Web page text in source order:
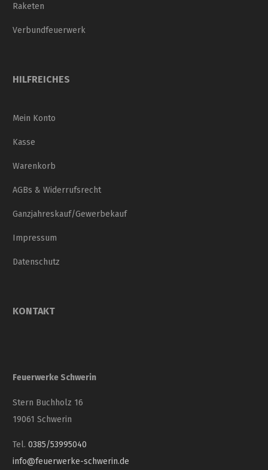
Raketen
Verbundfeuerwerk
HILFREICHES
Mein Konto
Kasse
Warenkorb
AGBs & Widerrufsrecht
Ganzjahreskauf/Gewerbekauf
Impressum
Datenschutz
KONTAKT
Feuerwerke Schwerin
Stern Buchholz 16
19061 Schwerin
Tel. 0385/53995040
info@feuerwerke-schwerin.de